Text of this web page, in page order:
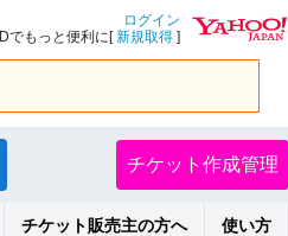
ログイン
IDでもっと便利に[新規取得 ]
チケット作成管理
チケット販売主の方へ 使い方